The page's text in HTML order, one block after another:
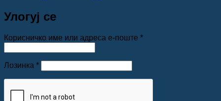
Улогуј се
Корисничко име или адреса е-поште *Обавезно
Лозинка *Обавезно